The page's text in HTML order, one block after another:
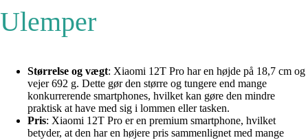
Ulemper
Størrelse og vægt: Xiaomi 12T Pro har en højde på 18,7 cm og
vejer 692 g. Dette gør den større og tungere end mange
konkurrerende smartphones, hvilket kan gøre den mindre
praktisk at have med sig i lommen eller tasken.
Pris: Xiaomi 12T Pro er en premium smartphone, hvilket
betyder, at den har en højere pris sammenlignet med mange